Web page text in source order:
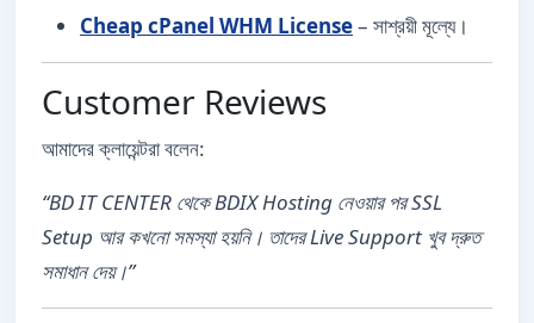
Cheap cPanel WHM License– সাশ্রয়ী মূল্যে।
Customer Reviews
আমাদের ক্লায়েন্টরা বলেন:
“BD IT CENTER থেকে BDIX Hosting নেওয়ার পর SSL
Setup আর কখনো সমস্যা হয়নি। তাদের Live Support খুব দ্রুত
সমাধান দেয়।”